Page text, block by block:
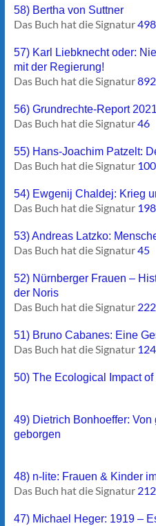
58) Bertha von Suttner
Das Buch hat die Signatur
57) Karl Liebknecht oder:
mit der Regierung!
Das Buch hat die Signatur892
56) Grundrechte-Report 2021
Das Buch hat die Signatur46
55) Hans-Joachim Patzelt:
Das Buch hat die Signatur
54) Ewgenij Chaldej: Krieg
Das Buch hat die Signatur
53) Andreas Latzko:
Das Buch hat die Signatur45
52) Nürnberger Frauen –
der Noris
Das Buch hat die Signatur
51) Bruno Cabanes: Eine
Das Buch hat die Signatur
50) The Ecological Impact
49) Dietrich Bonhoeffer:
geborgen
48) n-lite: Frauen & Kinder
Das Buch hat die Signatur
47) Michael Heger: 1919 –